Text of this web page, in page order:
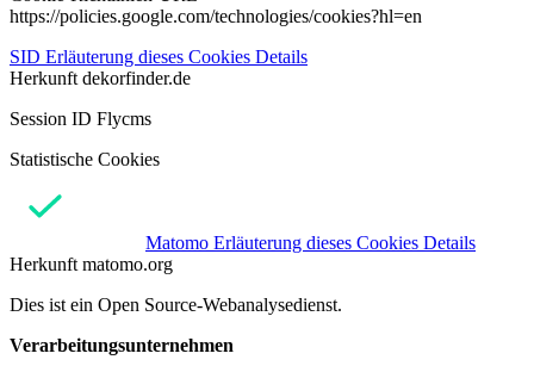
https://policies.google.com/technologies/cookies?hl=en
SID Erläuterung dieses Cookies Details
Herkunft dekorfinder.de
Session ID Flycms
Statistische Cookies
Matomo Erläuterung dieses Cookies Details
Herkunft matomo.org
Dies ist ein Open Source-Webanalysedienst.
Verarbeitungsunternehmen